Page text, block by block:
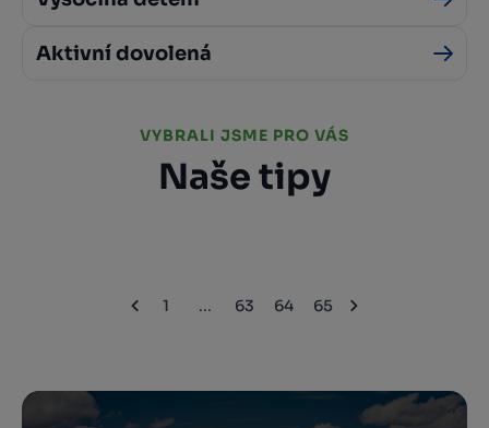
Aktivní dovolená
VYBRALI JSME PRO VÁS
Naše tipy
1 ... 63 64 65